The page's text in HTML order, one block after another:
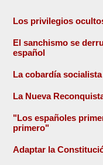
Los privilegios
El sanchismo se
español
La cobardía
La Nueva
"Los españoles
primero"
Adaptar la